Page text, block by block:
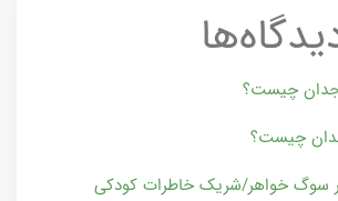
چیست؟
چیست؟
سوگ خواهر/شریک خاطرات کودکی